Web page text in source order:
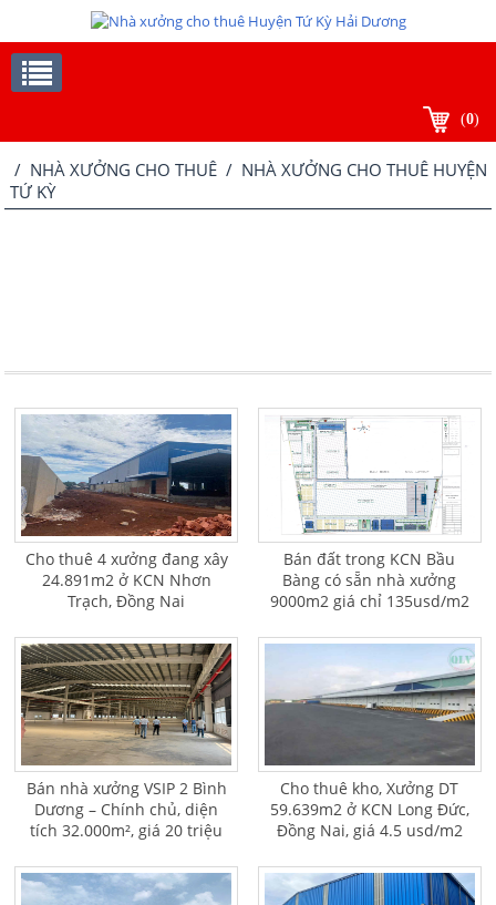
(0)
/ NHÀ XƯỞNG CHO THUÊ / NHÀ XƯỞNG CHO THUÊ HUYỆN
TỨ KỲ
Cho thuê 4 xưởng đang xây
24.891m2 ở KCN Nhơn
Trạch, Đồng Nai
Bán đất trong KCN Bầu
Bàng có sẵn nhà xưởng
9000m2 giá chỉ 135usd/m2
Bán nhà xưởng VSIP 2 Bình
Dương – Chính chủ, diện
tích 32.000m², giá 20 triệu
Cho thuê kho, Xưởng DT
59.639m2 ở KCN Long Đức,
Đồng Nai, giá 4.5 usd/m2